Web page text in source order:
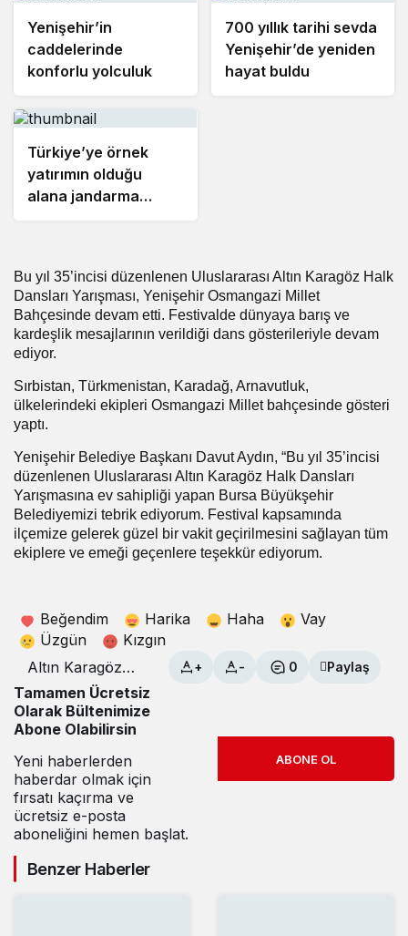
Yenişehir’in
caddelerinde
konforlu yolculuk
700 yıllık tarihi sevda
Yenişehir’de yeniden
hayat buldu
Türkiye’ye örnek
yatırımın olduğu
alana jandarma
Bu yıl 35’incisi düzenlenen Uluslararası Altın Karagöz Halk
Dansları Yarışması, Yenişehir Osmangazi Millet
Bahçesinde devam etti. Festivalde dünyaya barış ve
kardeşlik mesajlarının verildiği dans gösterileriyle devam
ediyor.
Sırbistan, Türkmenistan, Karadağ, Arnavutluk,
ülkelerindeki ekipleri Osmangazi Millet bahçesinde gösteri
yaptı.
Yenişehir Belediye Başkanı Davut Aydın, “Bu yıl 35’incisi
düzenlenen Uluslararası Altın Karagöz Halk Dansları
Yarışmasına ev sahipliği yapan Bursa Büyükşehir
Belediyemizi tebrik ediyorum. Festival kapsamında
ilçemize gelerek güzel bir vakit geçirilmesini sağlayan tüm
ekiplere ve emeği geçenlere teşekkür ediyorum.
Beğendim Harika Haha
Vay
Üzgün
Kızgın
Altın Karagöz
Halk Dansları
Yenişehir’de
+ - 0 Paylaş
Tamamen Ücretsiz
Olarak Bültenimize
Abone Olabilirsin
Yeni haberlerden
haberdar olmak için
fırsatı kaçırma ve
ücretsiz e-posta
aboneliğini hemen başlat.
ABONE OL
Benzer Haberler